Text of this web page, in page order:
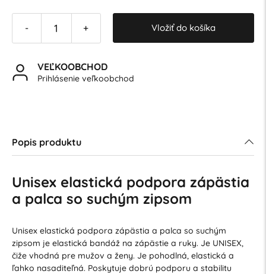
- + Vložiť do košíka
VEĽKOOBCHOD
Prihlásenie veľkoobchod
Popis produktu
Unisex elastická podpora zápästia
a palca so suchým zipsom
Unisex elastická podpora zápästia a palca so suchým
zipsom je elastická bandáž na zápästie a ruky. Je UNISEX,
čiže vhodná pre mužov a ženy. Je pohodlná, elastická a
ľahko nasaditeľná. Poskytuje dobrú podporu a stabilitu